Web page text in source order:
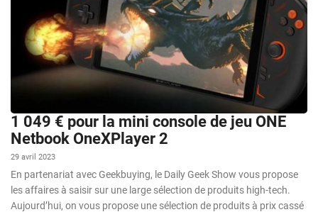
1 049 € pour la mini console de jeu ONE
Netbook OneXPlayer 2
29 avril 2023
En partenariat avec Geekbuying, le Daily Geek Show vous propose
les affaires à saisir sur une large sélection de produits high-tech.
Aujourd’hui, on vous propose une sélection de produits à prix cassé